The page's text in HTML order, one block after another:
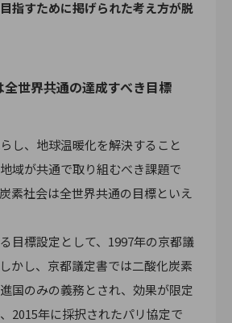
指すために掲げられた考え方が脱
世界共通の達成すべき目標
し、地球温暖化を解決すること
域が共通で取り組むべき課題で
素社会は全世界共通の目標といえ
目標設定として、1997年の京都議
かし、京都議定書では二酸化炭素
国のみの義務とされ、効果が限定
2015年に採択されたパリ協定で